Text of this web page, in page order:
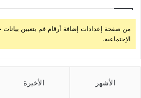
من صفحة إعدادات إضافة أرقام قم بتعيين
الإجتماعية.
الأشهر الأخيرة